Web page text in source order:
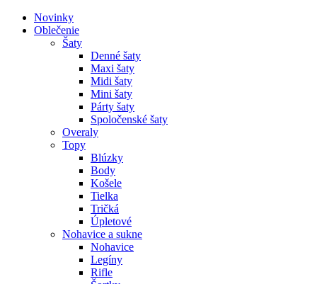
Novinky
Oblečenie
Šaty
Denné šaty
Maxi šaty
Midi šaty
Mini šaty
Párty šaty
Spoločenské šaty
Overaly
Topy
Blúzky
Body
Košele
Tielka
Tričká
Úpletové
Nohavice a sukne
Nohavice
Legíny
Rifle